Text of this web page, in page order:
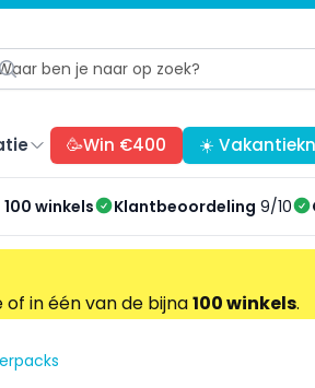
🥳Win €400 ☀️
100 winkels Klantbeoordeling 9/10
of in één van de bijna100 winkels.